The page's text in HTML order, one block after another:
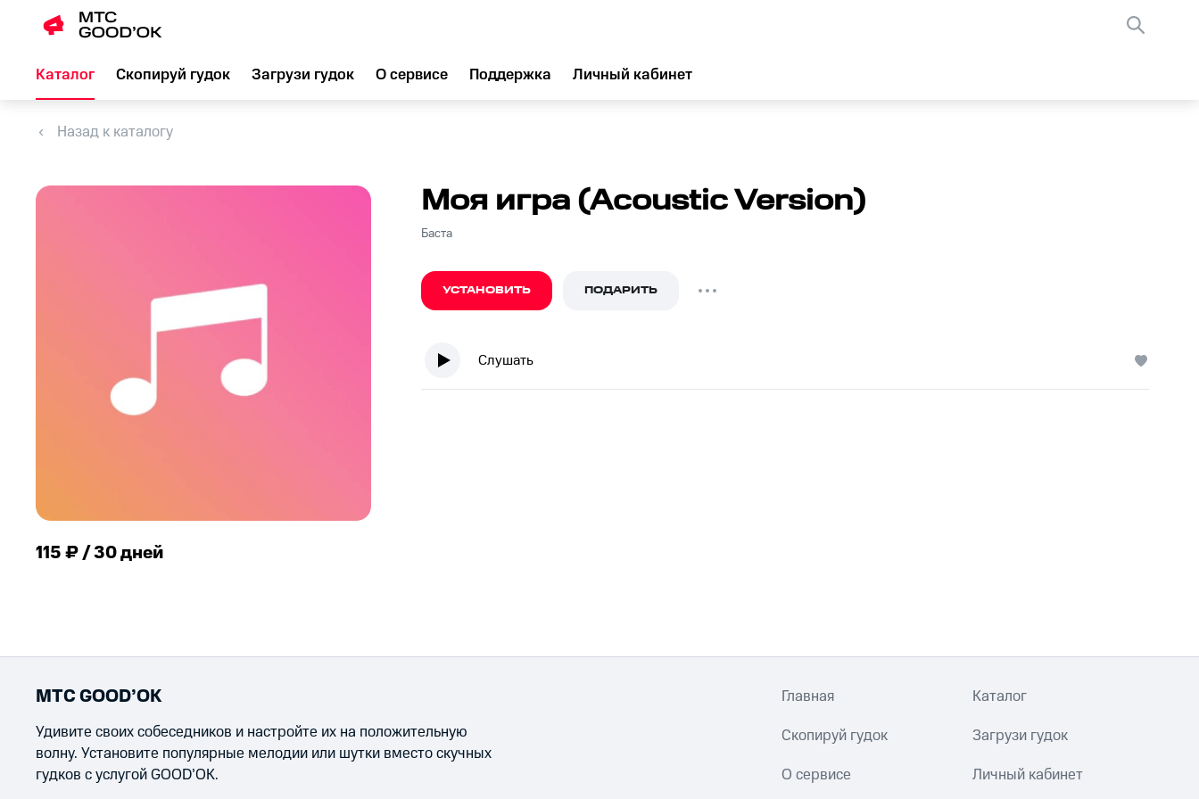
Каталог Скопируй гудок Загрузи гудок О сервисе Поддержка Личный кабинет
Назад к каталогу
115 ₽ / 30 дней
Моя игра (Acoustic Version)
Баста
УСТАНОВИТЬ ПОДАРИТЬ
Слушать
МТС GOOD’OK
Удивите своих собеседников и настройте их на положительную
волну. Установите популярные мелодии или шутки вместо скучных
гудков с услугой GOOD’OK.
Главная Каталог
Скопируй гудок Загрузи гудок
О сервисе Личный кабинет